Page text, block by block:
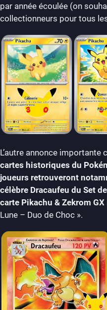
par année écoulée (on
collectionneurs pour tous
L’autre annonce importante
cartes historiques du
joueurs retrouveront
célèbre Dracaufeu du Set
carte Pikachu & Zekrom GX
Lune – Duo de Choc ».